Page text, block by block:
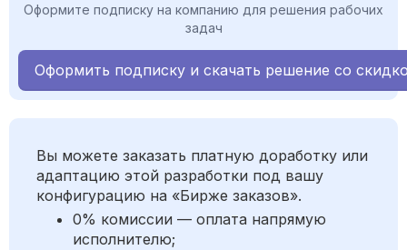
Оформите подписку на компанию для решения рабочих
задач
Оформить подписку и скачать решение со
Вы можете заказать платную доработку или
адаптацию этой разработки под вашу
конфигурацию на «Бирже заказов».
0% комиссии — оплата напрямую
исполнителю;